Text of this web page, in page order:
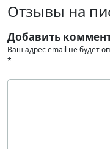
Отзывы на
Добавить
Ваш адрес email не будет
*